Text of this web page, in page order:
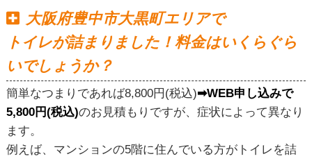
大阪府豊中市大黒町エリアで
トイレが詰まりました！料金はいくらぐら
いでしょうか？
簡単なつまりであれば8,800円(税込)➡WEB申し込みで
5,800円(税込)のお見積もりですが、症状によって異なり
ます。
例えば、マンションの5階に住んでいる方がトイレを詰